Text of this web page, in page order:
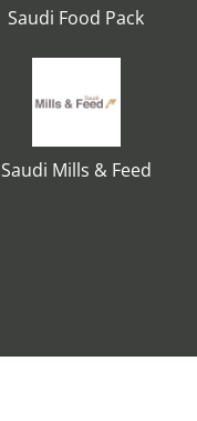
Saudi Food Pack
Saudi Mills & Feed